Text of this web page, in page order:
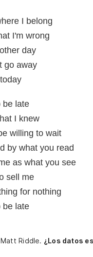
I belong
I'm wrong
day
go away
be late
I knew
willing to wait
by what you read
as what you see
sell me
for nothing
be late
Riddle. ¿Los datos